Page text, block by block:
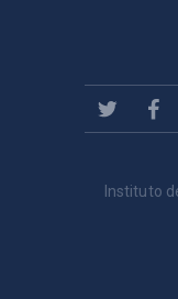
Instituto